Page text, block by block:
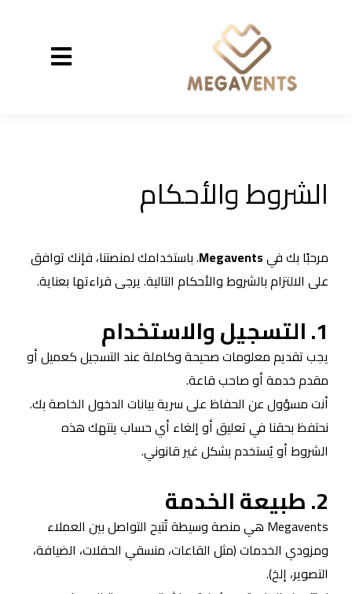
الشروط والأحكام
مرحبًا بك فيMegavents. باستخدامك لمنصتنا، فإنك توافق
على الالتزام بالشروط والأحكام التالية. يرجى قراءتها بعناية.
1. التسجيل والاستخدام
يجب تقديم معلومات صحيحة وكاملة عند التسجيل كعميل أو
مقدم خدمة أو صاحب قاعة.
أنت مسؤول عن الحفاظ على سرية بيانات الدخول الخاصة بك.
نحتفظ بحقنا في تعليق أو إلغاء أي حساب ينتهك هذه
الشروط أو يُستخدم بشكل غير قانوني.
2. طبيعة الخدمة
Megavents هي منصة وسيطة تُتيح التواصل بين العملاء
ومزودي الخدمات (مثل القاعات، منسقي الحفلات، الضيافة،
التصوير، إلخ).